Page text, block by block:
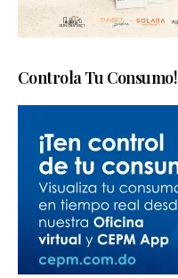
Controla Tu Consumo!